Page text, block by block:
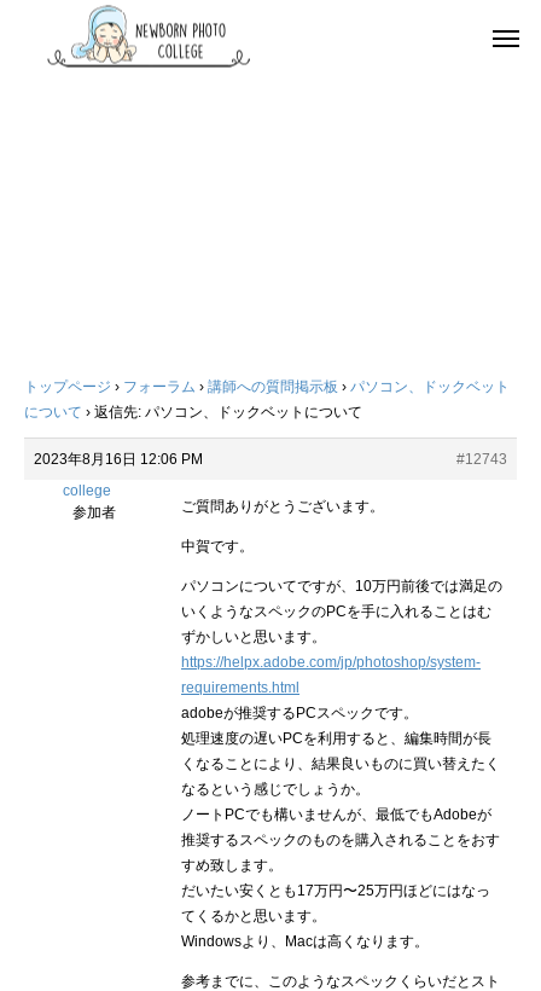
トップページ › フォーラム › 講師への質問掲示板 › パソコン、ドックベット
について › 返信先: パソコン、ドックベットについて
2023年8月16日 12:06 PM
#12743
college
参加者
ご質問ありがとうございます。
中賀です。
パソコンについてですが、10万円前後では満足の
いくようなスペックのPCを手に入れることはむ
ずかしいと思います。
https://helpx.adobe.com/jp/photoshop/system-
requirements.html
adobeが推奨するPCスペックです。
処理速度の遅いPCを利用すると、編集時間が長
くなることにより、結果良いものに買い替えたく
なるという感じでしょうか。
ノートPCでも構いませんが、最低でもAdobeが
推奨するスペックのものを購入されることをおす
すめ致します。
だいたい安くとも17万円〜25万円ほどにはなっ
てくるかと思います。
Windowsより、Macは高くなります。
参考までに、このようなスペックくらいだとスト